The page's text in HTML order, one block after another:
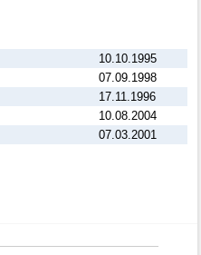
10.10.1995
07.09.1998
17.11.1996
10.08.2004
07.03.2001